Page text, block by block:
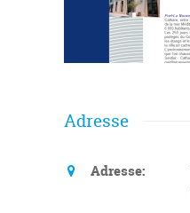
Adresse
Adresse: